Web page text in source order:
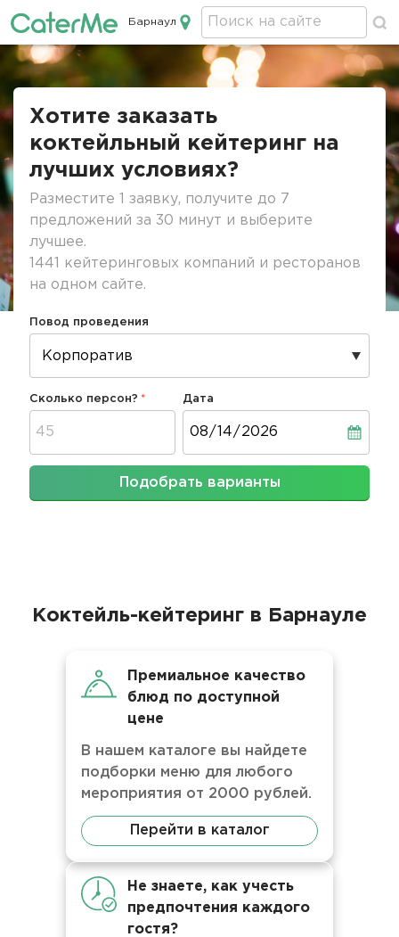
Кейтеринг в Барнауле
Барнаул
Строка
Хотите заказать
коктейльный кейтеринг на
лучших условиях?
Разместите 1 заявку, получите до 7
предложений за 30 минут и выберите
лучшее.
1441 кейтеринговых компаний и ресторанов
на одном сайте.
Повод проведения
Сколько персон? Дата
Подобрать варианты
Коктейль-кейтеринг в Барнауле
Премиальное качество
блюд по доступной
цене
В нашем каталоге вы найдете
подборки меню для любого
мероприятия от 2000 рублей.
Перейти в каталог
Не знаете, как учесть
предпочтения каждого
гостя?